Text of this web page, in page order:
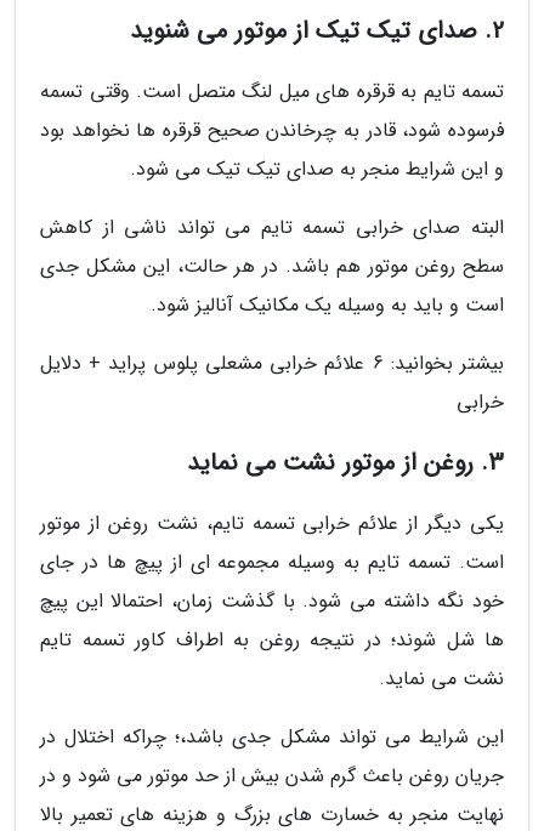
2. صدای تیک تیک از موتور می شنوید
تسمه تایم به قرقره های میل لنگ متصل است. وقتی تسمه
فرسوده شود، قادر به چرخاندن صحیح قرقره ها نخواهد بود
و این شرایط منجر به صدای تیک تیک می شود.
البته صدای خرابی تسمه تایم می تواند ناشی از کاهش
سطح روغن موتور هم باشد. در هر حالت، این مشکل جدی
است و باید به وسیله یک مکانیک آنالیز شود.
بیشتر بخوانید: 6 علائم خرابی مشعلی پلوس پراید + دلایل
خرابی
3. روغن از موتور نشت می نماید
یکی دیگر از علائم خرابی تسمه تایم، نشت روغن از موتور
است. تسمه تایم به وسیله مجموعه ای از پیچ ها در جای
خود نگه داشته می شود. با گذشت زمان، احتمالا این پیچ
ها شل شوند؛ در نتیجه روغن به اطراف کاور تسمه تایم
نشت می نماید.
این شرایط می تواند مشکل جدی باشد،؛ چراکه اختلال در
جریان روغن باعث گرم شدن بیش از حد موتور می شود و در
نهایت منجر به خسارت های بزرگ و هزینه های تعمیر بالا